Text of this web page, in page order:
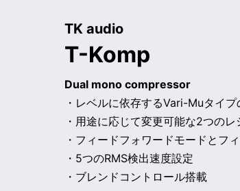
TK audio
T-Komp
Dual mono compressor
・レベルに依存するVari-Muタイ
・用途に応じて変更可能な2つのレ
・フィードフォワードモードとフ
・5つのRMS検出速度設定
・ブレンドコントロール搭載